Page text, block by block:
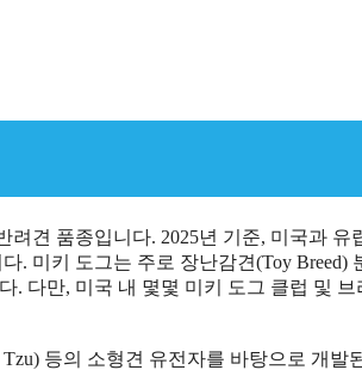
견 품종입니다. 2025년 기준, 미국과 유
. 미키 도그는 주로 장난감견(Toy Breed)
. 다만, 미국 내 몇몇 미키 도그 클럽 및 브
Tzu) 등의 소형견 유전자를 바탕으로 개발